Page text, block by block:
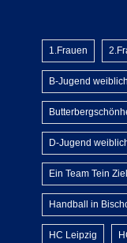
1.Frauen
B-Jugend weiblich
D-Jugend
Ein Team Tein Ziel
Handball in
HC Leipzig